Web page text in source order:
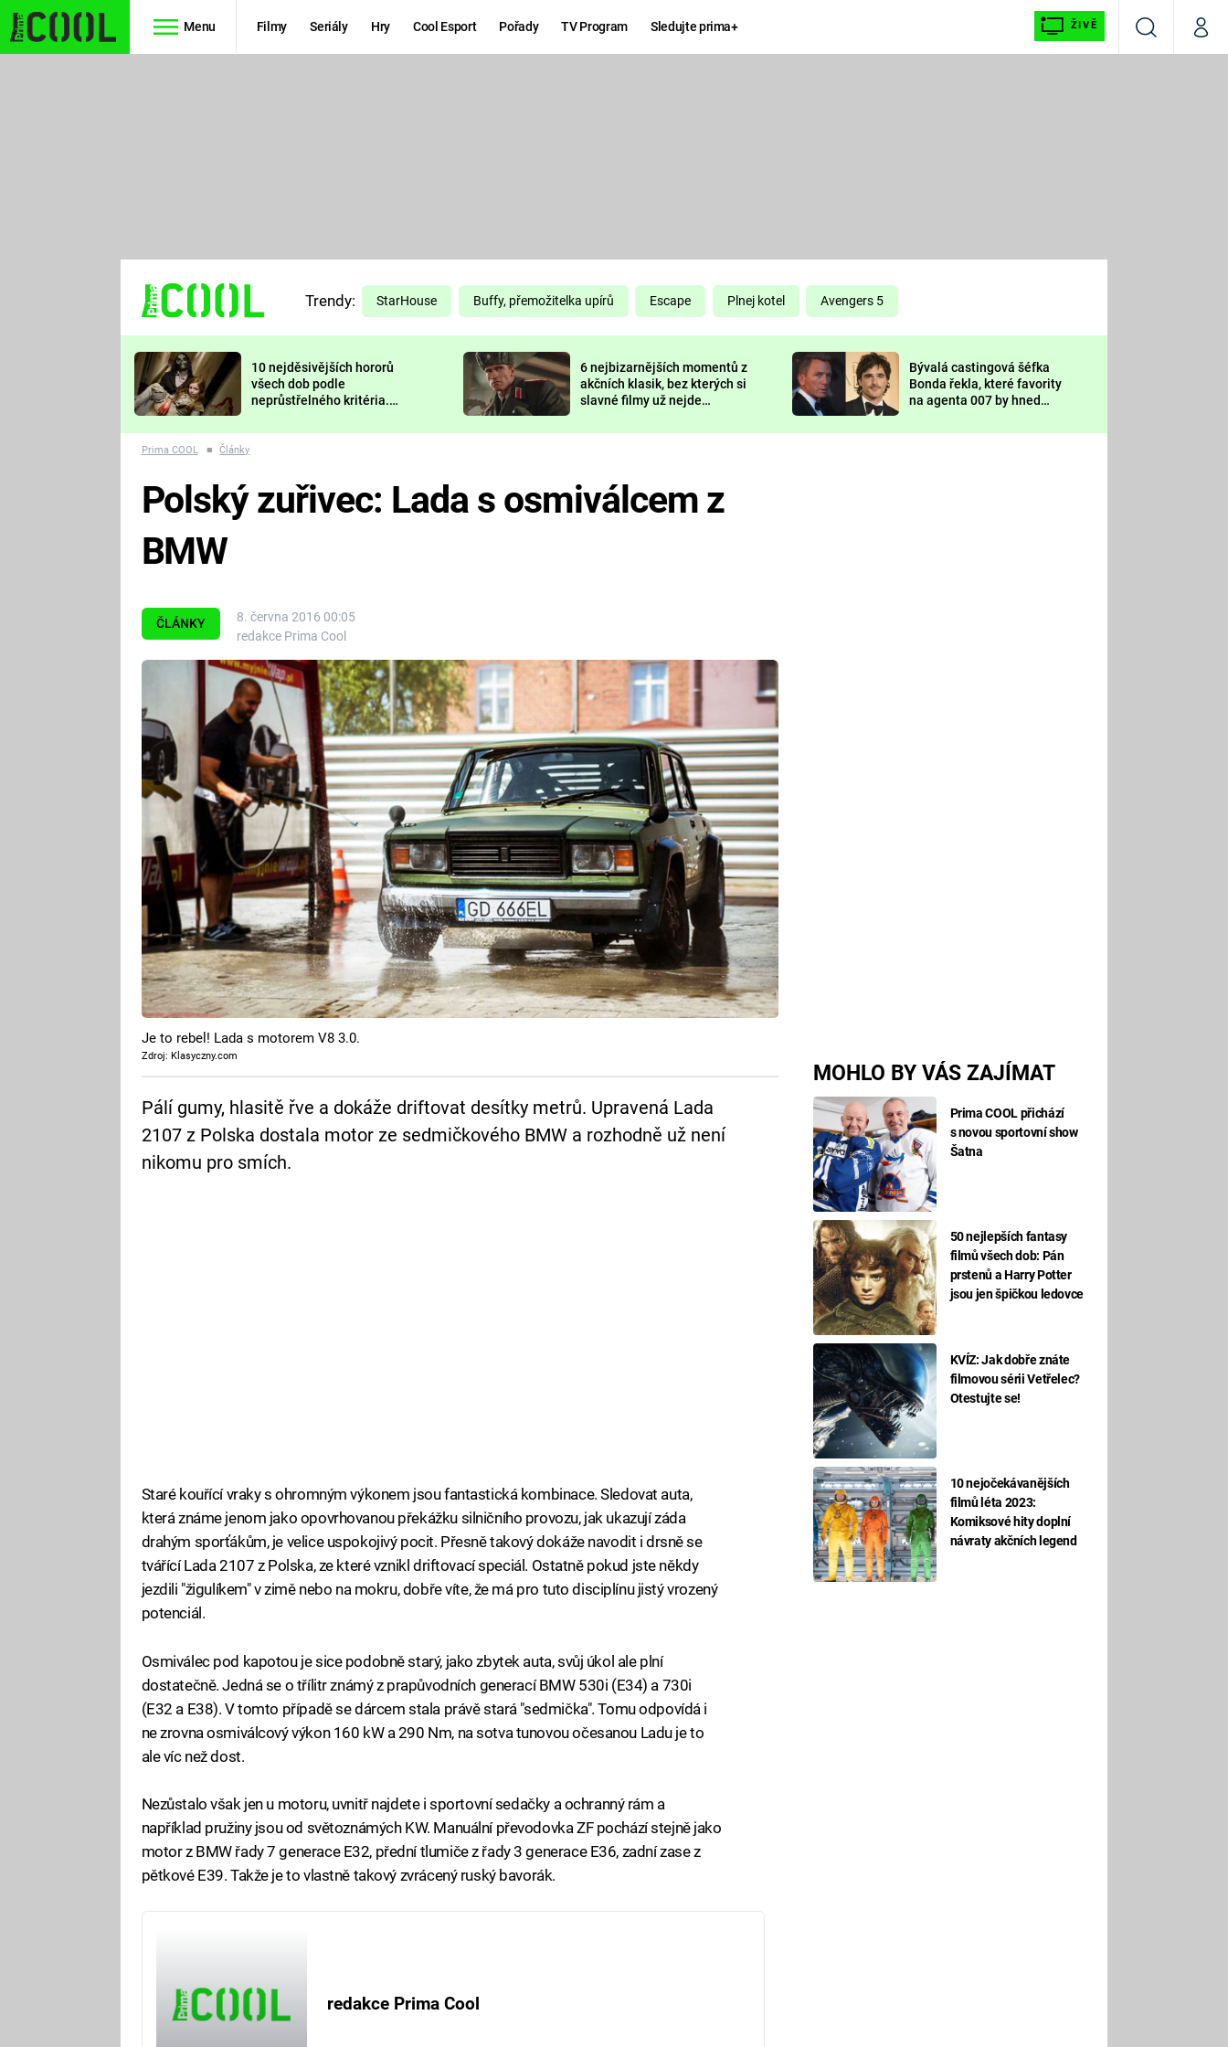
Menu Filmy Seriály Hry Cool Esport Pořady TV Program Sledujte prima+ ŽIVĚ
VyhledáváníMůj
TŘESKU
FUTURAMA
PREDÁTOR
DELIVERANCE
KOMEDIE
CHUCK
NORRIS
DEADPOOL
Prima LAJK
Sledujte nás
Trendy: StarHouse Buffy, přemožitelka upírů Escape Plnej kotel Avengers 5
10 nejděsivějších hororů
všech dob podle
neprůstřelného kritéria.
nejvíc zvednou tep?
6 nejbizarnějších momentů z
akčních klasik, bez kterých si
slavné filmy už nejde
Bývalá castingová šéfka
Bonda řekla, které favority
na agenta 007 by hned
Prima COOL ■ Články
ČLÁNKY
8. června 2016 00:05
redakce Prima Cool
MOHLO BY VÁS ZAJÍMAT
Prima COOL přichází
s novou sportovní show
Šatna
50 nejlepších fantasy
filmů všech dob: Pán
prstenů a Harry Potter
jsou jen špičkou ledovce
KVÍZ: Jak dobře znáte
filmovou sérii Vetřelec?
Otestujte se!
10 nejočekávanějších
filmů léta 2023:
Komiksové hity doplní
návraty akčních legend
Polský zuřivec: Lada s osmiválcem z
BMW
Je to rebel! Lada s motorem V8 3.0.
Zdroj: Klasyczny.com
Pálí gumy, hlasitě řve a dokáže driftovat desítky metrů. Upravená Lada
2107 z Polska dostala motor ze sedmičkového BMW a rozhodně už není
nikomu pro smích.
Staré kouřící vraky s ohromným výkonem jsou fantastická kombinace. Sledovat auta,
která známe jenom jako opovrhovanou překážku silničního provozu, jak ukazují záda
drahým sporťákům, je velice uspokojivý pocit. Přesně takový dokáže navodit i drsně se
tvářící Lada 2107 z Polska, ze které vznikl driftovací speciál. Ostatně pokud jste někdy
jezdili "žigulíkem" v zimě nebo na mokru, dobře víte, že má pro tuto disciplínu jistý vrozený
potenciál.
Osmiválec pod kapotou je sice podobně starý, jako zbytek auta, svůj úkol ale plní
dostatečně. Jedná se o třílitr známý z prapůvodních generací BMW 530i (E34) a 730i
(E32 a E38). V tomto případě se dárcem stala právě stará "sedmička". Tomu odpovídá i
ne zrovna osmiválcový výkon 160 kW a 290 Nm, na sotva tunovou očesanou Ladu je to
ale víc než dost.
Nezůstalo však jen u motoru, uvnitř najdete i sportovní sedačky a ochranný rám a
například pružiny jsou od světoznámých KW. Manuální převodovka ZF pochází stejně jako
motor z BMW řady 7 generace E32, přední tlumiče z řady 3 generace E36, zadní zase z
pětkové E39. Takže je to vlastně takový zvrácený ruský bavorák.
redakce Prima Cool